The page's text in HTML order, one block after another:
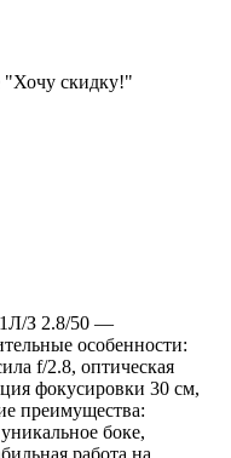
"Хочу скидку!"
З 2.8/50 —
особенности:
f/2.8, оптическая
фокусировки 30 см,
преимущества:
боке,